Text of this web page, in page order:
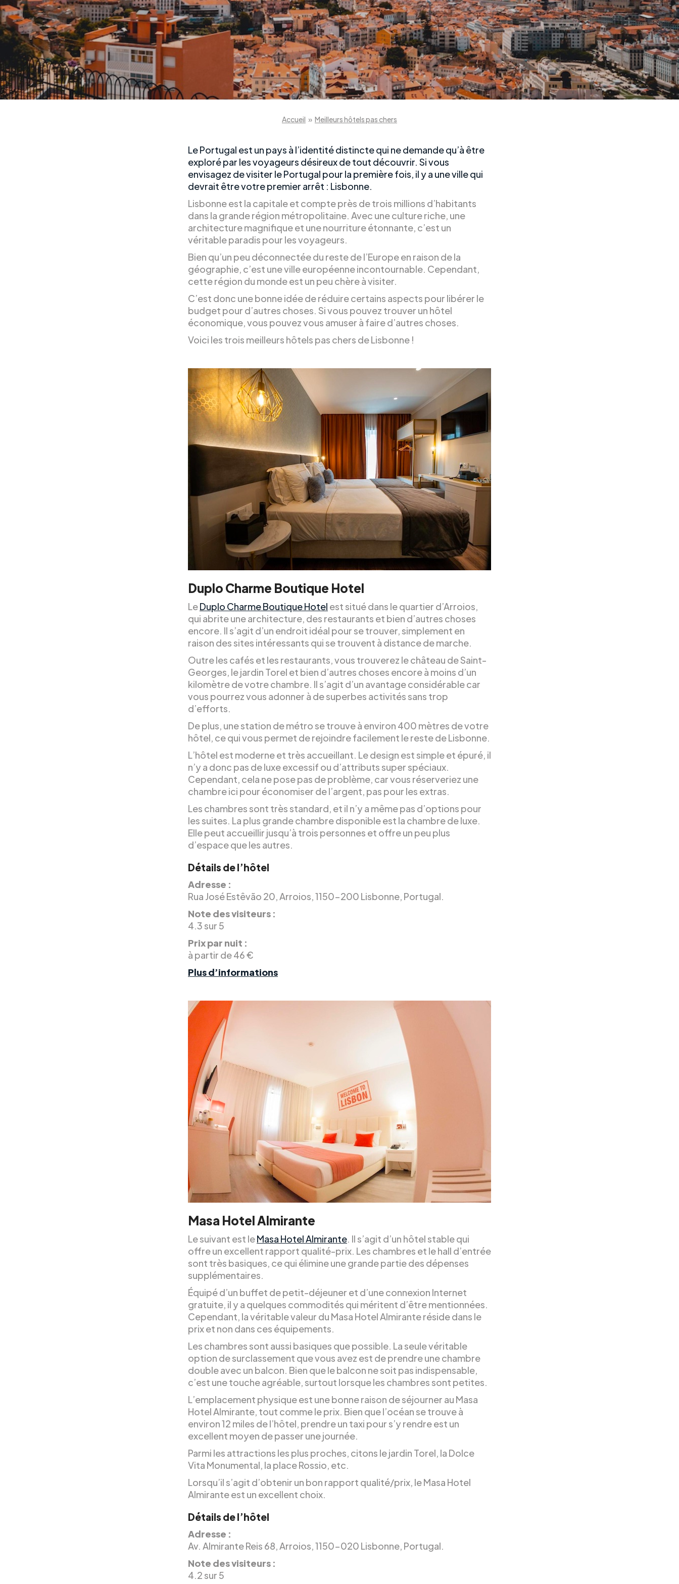
Accueil » Meilleurs hôtels pas chers
Le Portugal est un pays à l’identité distincte qui ne demande qu’à être
exploré par les voyageurs désireux de tout découvrir. Si vous
envisagez de visiter le Portugal pour la première fois, il y a une ville qui
devrait être votre premier arrêt : Lisbonne.
Lisbonne est la capitale et compte près de trois millions d’habitants
dans la grande région métropolitaine. Avec une culture riche, une
architecture magnifique et une nourriture étonnante, c’est un
véritable paradis pour les voyageurs.
Bien qu’un peu déconnectée du reste de l’Europe en raison de la
géographie, c’est une ville européenne incontournable. Cependant,
cette région du monde est un peu chère à visiter.
C’est donc une bonne idée de réduire certains aspects pour libérer le
budget pour d’autres choses. Si vous pouvez trouver un hôtel
économique, vous pouvez vous amuser à faire d’autres choses.
Voici les trois meilleurs hôtels pas chers de Lisbonne !
Duplo Charme Boutique Hotel
LeDuplo Charme Boutique Hotel est situé dans le quartier d’Arroios,
qui abrite une architecture, des restaurants et bien d’autres choses
encore. Il s’agit d’un endroit idéal pour se trouver, simplement en
raison des sites intéressants qui se trouvent à distance de marche.
Outre les cafés et les restaurants, vous trouverez le château de Saint-
Georges, le jardin Torel et bien d’autres choses encore à moins d’un
kilomètre de votre chambre. Il s’agit d’un avantage considérable car
vous pourrez vous adonner à de superbes activités sans trop
d’efforts.
De plus, une station de métro se trouve à environ 400 mètres de votre
hôtel, ce qui vous permet de rejoindre facilement le reste de Lisbonne.
L’hôtel est moderne et très accueillant. Le design est simple et épuré, il
n’y a donc pas de luxe excessif ou d’attributs super spéciaux.
Cependant, cela ne pose pas de problème, car vous réserveriez une
chambre ici pour économiser de l’argent, pas pour les extras.
Les chambres sont très standard, et il n’y a même pas d’options pour
les suites. La plus grande chambre disponible est la chambre de luxe.
Elle peut accueillir jusqu’à trois personnes et offre un peu plus
d’espace que les autres.
Détails de l’hôtel
Adresse :
Rua José Estêvão 20, Arroios, 1150-200 Lisbonne, Portugal.
Note des visiteurs :
4.3 sur 5
Prix par nuit :
à partir de 46 €
Plus d’informations
Masa Hotel Almirante
Le suivant est leMasa Hotel Almirante. Il s’agit d’un hôtel stable qui
offre un excellent rapport qualité-prix. Les chambres et le hall d’entrée
sont très basiques, ce qui élimine une grande partie des dépenses
supplémentaires.
Équipé d’un buffet de petit-déjeuner et d’une connexion Internet
gratuite, il y a quelques commodités qui méritent d’être mentionnées.
Cependant, la véritable valeur du Masa Hotel Almirante réside dans le
prix et non dans ces équipements.
Les chambres sont aussi basiques que possible. La seule véritable
option de surclassement que vous avez est de prendre une chambre
double avec un balcon. Bien que le balcon ne soit pas indispensable,
c’est une touche agréable, surtout lorsque les chambres sont petites.
L’emplacement physique est une bonne raison de séjourner au Masa
Hotel Almirante, tout comme le prix. Bien que l’océan se trouve à
environ 12 miles de l’hôtel, prendre un taxi pour s’y rendre est un
excellent moyen de passer une journée.
Parmi les attractions les plus proches, citons le jardin Torel, la Dolce
Vita Monumental, la place Rossio, etc.
Lorsqu’il s’agit d’obtenir un bon rapport qualité/prix, le Masa Hotel
Almirante est un excellent choix.
Détails de l’hôtel
Adresse :
Av. Almirante Reis 68, Arroios, 1150-020 Lisbonne, Portugal.
Note des visiteurs :
4.2 sur 5